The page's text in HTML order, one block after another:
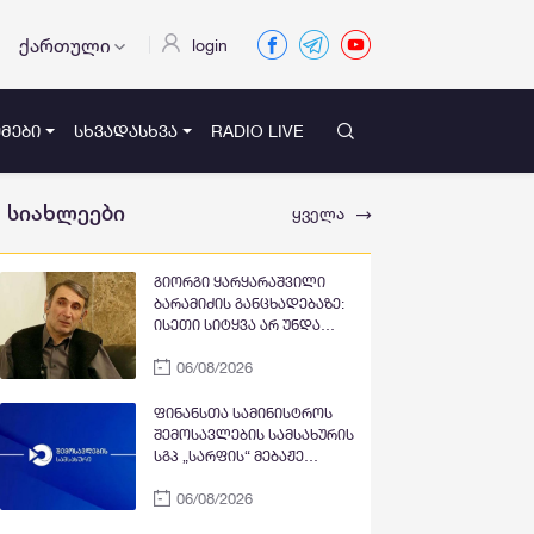
ქართული login
ᲡᲮᲕᲐᲓᲐᲡᲮᲕᲐ RADIO LIVE
სიახლეები ყველა
გიორგი ყარყარაშვილი
ბარამიძის განცხადებაზე:
ისეთი სიტყვა არ უნდა
აფხაზეთის ომში დაღუპულ
ხალხს მკვლელებად
წარმოაჩენს, შენი სიტყვები
აფხაზური და რუსული
წაღებული და ყველა
06/08/2026
ფინანსთა სამინისტროს
შემოსავლების სამსახურის
სგპ „სარფის“ მებაჟე
საქონლის გადაზიდვის
06/08/2026